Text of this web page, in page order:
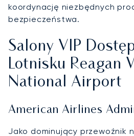
koordynację niezbędnych
bezpieczeństwa.
Salony VIP
Lotnisku Reagan
National Airport
American Airlines
Jako dominujący przewoźnik